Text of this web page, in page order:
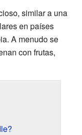
similar a una
en países
A menudo se
con frutas,